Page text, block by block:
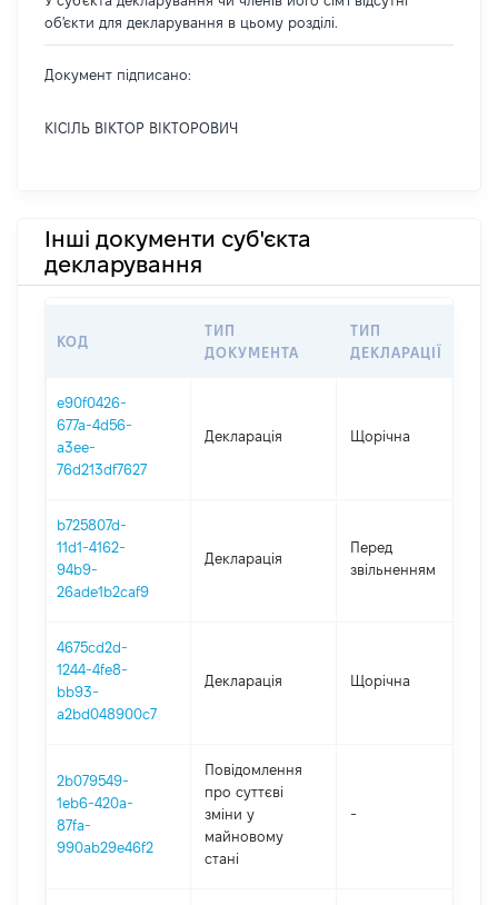
об'єкти для декларування в цьому розділі.
Документ підписано:
КІСІЛЬ ВІКТОР ВІКТОРОВИЧ
Інші документи суб'єкта
декларування
КОД
ТИП
ДОКУМЕНТА
ТИП
ДЕКЛАРАЦІЇ
e90f0426-
677a-4d56-
a3ee-
76d213df7627
Декларація Щорічна
b725807d-
11d1-4162-
94b9-
26ade1b2caf9
Декларація
Перед
звільненням
4675cd2d-
1244-4fe8-
bb93-
a2bd048900c7
Декларація Щорічна
2b079549-
1eb6-420a-
87fa-
990ab29e46f2
Повідомлення
про суттєві
зміни y
майновому
стані
-